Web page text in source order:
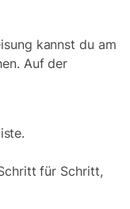
kannst du am
Auf der
für Schritt,